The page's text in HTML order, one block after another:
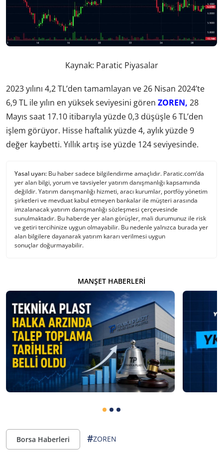
Kaynak: Paratic Piyasalar
2023 yılını 4,2 TL’den tamamlayan ve 26 Nisan 2024’te
6,9 TL ile yılın en yüksek seviyesini gören ZOREN, 28
Mayıs saat 17.10 itibarıyla yüzde 0,3 düşüşle 6 TL’den
işlem görüyor. Hisse haftalık yüzde 4, aylık yüzde 9
değer kaybetti. Yıllık artış ise yüzde 124 seviyesinde.
Yasal uyarı: Bu haber sadece bilgilendirme amaçlıdır. Paratic.com’da
yer alan bilgi, yorum ve tavsiyeler yatırım danışmanlığı kapsamında
değildir. Yatırım danışmanlığı hizmeti, aracı kurumlar, portföy yönetim
şirketleri ve mevduat kabul etmeyen bankalar ile müşteri arasında
imzalanacak yatırım danışmanlığı sözleşmesi çerçevesinde
sunulmaktadır. Bu haberde yer alan görüşler, mali durumunuz ile risk
ve getiri tercihinize uygun olmayabilir. Bu nedenle yalnızca burada yer
alan bilgilere dayanarak yatırım kararı verilmesi uygun
sonuçlar doğurmayabilir.
MANŞET HABERLERI
Borsa Haberleri #ZOREN